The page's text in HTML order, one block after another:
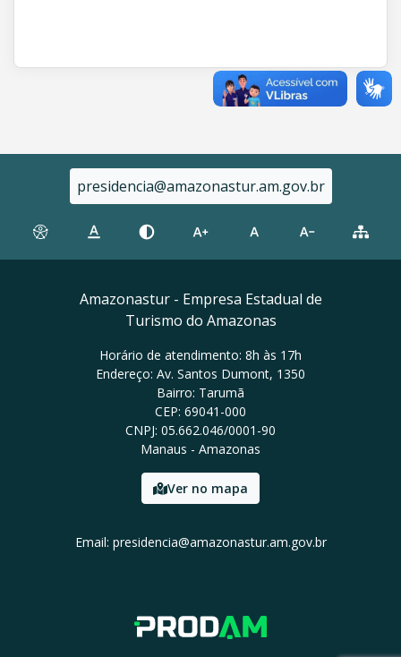
presidencia@amazonastur.am.gov.br
Amazonastur - Empresa Estadual de
Turismo do Amazonas
Horário de atendimento: 8h às 17h
Endereço: Av. Santos Dumont, 1350
Bairro: Tarumã
CEP: 69041-000
CNPJ: 05.662.046/0001-90
Manaus - Amazonas
Ver no mapa
Email: presidencia@amazonastur.am.gov.br